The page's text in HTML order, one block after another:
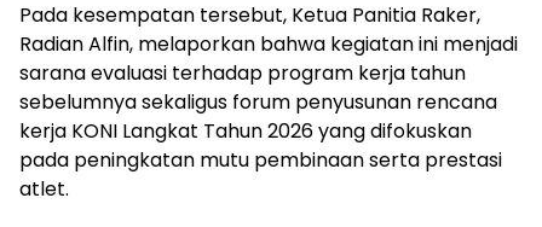
Pada kesempatan tersebut, Ketua Panitia Raker,
Radian Alfin, melaporkan bahwa kegiatan ini menjadi
sarana evaluasi terhadap program kerja tahun
sebelumnya sekaligus forum penyusunan rencana
kerja KONI Langkat Tahun 2026 yang difokuskan
pada peningkatan mutu pembinaan serta prestasi
atlet.